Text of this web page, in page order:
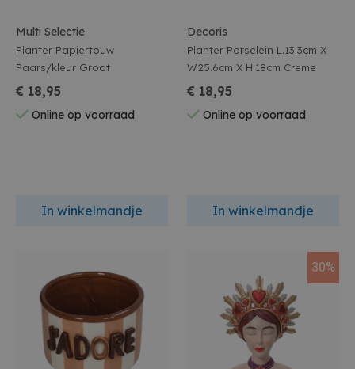
Multi Selectie
Planter Papiertouw
Paars/kleur Groot
€ 18,95
Online op voorraad
In winkelmandje
Decoris
Planter Porselein L.13.3cm X
W.25.6cm X H.18cm Creme
€ 18,95
Online op voorraad
In winkelmandje
30%